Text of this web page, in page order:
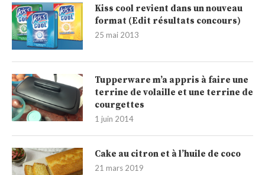
Kiss cool revient dans un nouveau
format (Edit résultats concours)
25 mai 2013
Tupperware m’a appris à faire une
terrine de volaille et une terrine de
courgettes
1 juin 2014
Cake au citron et à l’huile de coco
21 mars 2019